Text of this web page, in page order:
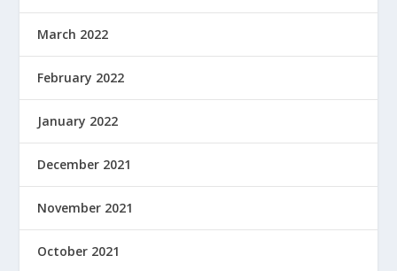
March 2022
February 2022
January 2022
December 2021
November 2021
October 2021